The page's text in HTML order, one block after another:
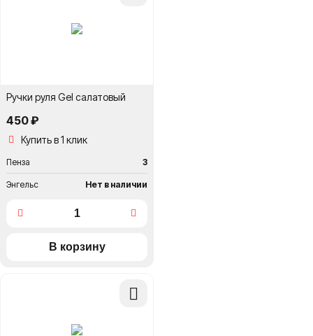
Ручки руля Gel салатовый
450 ₽
Купить в 1 клик
Пенза 3
Энгельс Нет в наличии
Добавить